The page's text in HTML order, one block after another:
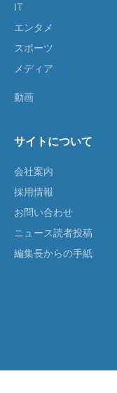
IT
エンタメ
スポーツ
メディア
動画
サイトについて
会社案内
採用情報
お問い合わせ
ニュース読者投稿
編集長からの手紙